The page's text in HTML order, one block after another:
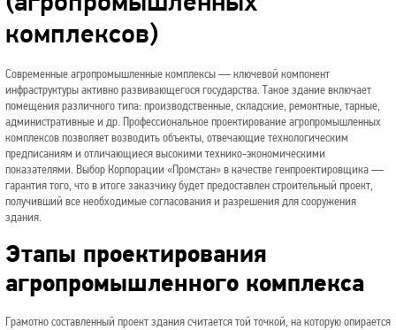
комплексов)
Современные агропромышленные комплексы — ключевой компонент
инфраструктуры активно развивающегося государства. Такое здание включает
помещения различного типа: производственные, складские, ремонтные, тарные,
административные и др. Профессиональное проектирование агропромышленных
комплексов позволяет возводить объекты, отвечающие технологическим
предписаниям и отличающиеся высокими технико-экономическими
показателями. Выбор Корпорации «Промстан» в качестве генпроектировщика —
гарантия того, что в итоге заказчику будет предоставлен строительный проект,
получивший все необходимые согласования и разрешения для сооружения
здания.
Этапы проектирования
агропромышленного комплекса
Грамотно составленный проект здания считается той точкой, на которую опирается